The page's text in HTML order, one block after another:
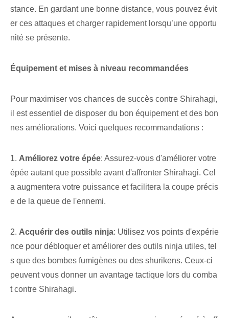
stance. En gardant une bonne distance, vous pouvez évit
er ces attaques et charger rapidement lorsqu’une opportu
nité se présente.
Équipement et mises à niveau recommandées
Pour maximiser vos chances de succès contre Shirahagi,
il est essentiel de disposer du bon équipement et des bon
nes améliorations. Voici quelques recommandations :
1. Améliorez votre épée: Assurez-vous d'améliorer votre
épée autant que possible avant d'affronter Shirahagi. Cel
a augmentera votre puissance⁤ et facilitera la coupe précis
e de la queue de l'ennemi.
2. Acquérir des outils ninja: Utilisez vos points d'expérie
nce pour débloquer et améliorer des outils ninja utiles, tel
s que des bombes fumigènes ou des shurikens. Ceux-ci
peuvent vous donner un avantage tactique lors du comba
t contre Shirahagi.